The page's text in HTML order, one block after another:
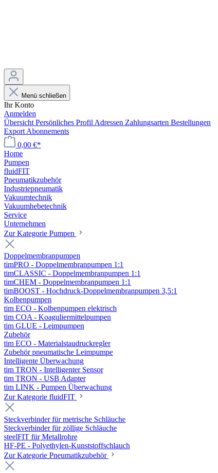
Menü schließen
Ihr Konto
Anmelden
Übersicht Persönliches Profil Adressen Zahlungsarten Bestellungen
Export Abonnements
0,00 €*
Home
Pumpen
fluidFIT
Pneumatikzubehör
Industriepneumatik
Vakuumtechnik
Vakuumhebetechnik
Service
Unternehmen
Zur Kategorie Pumpen
Doppelmembranpumpen
timPRO - Doppelmembranpumpen 1:1
timCLASSIC - Doppelmembranpumpen 1:1
timCHEM - Doppelmembranpumpen 1:1
timBOOST - Hochdruck-Doppelmembranpumpen 3,5:1
Kolbenpumpen
tim ECO - Kolbenpumpen elektrisch
tim COA - Koaguliermittelpumpen
tim GLUE - Leimpumpen
Zubehör
tim ECO - Materialstaudruckregler
Zubehör pneumatische Leimpumpe
Intelligente Überwachung
tim TRON - Intelligenter Sensor
tim TRON - USB Adapter
tim LINK - Pumpen Überwachung
Zur Kategorie fluidFIT
Steckverbinder für metrische Schläuche
Steckverbinder für zöllige Schläuche
steelFIT für Metallrohre
HF-PE - Polyethylen-Kunststoffschlauch
Zur Kategorie Pneumatikzubehör